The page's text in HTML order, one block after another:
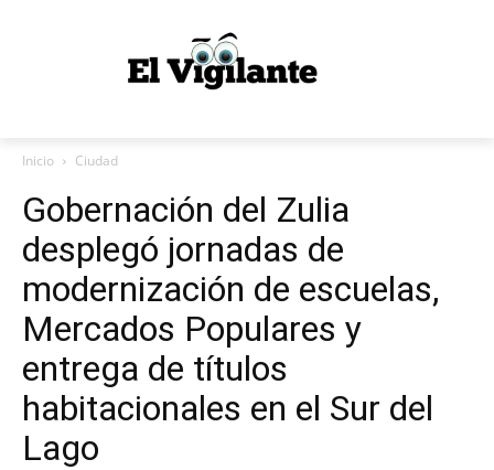
Inicio Ciudad
Gobernación del Zulia
desplegó jornadas de
modernización de escuelas,
Mercados Populares y
entrega de títulos
habitacionales en el Sur del
Lago